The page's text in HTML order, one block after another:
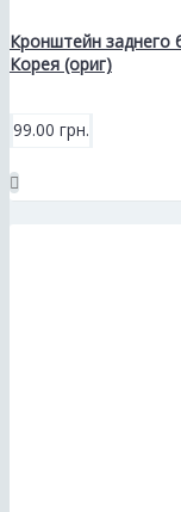
Кронштейн заднего
Корея (ориг)
99.00 грн.